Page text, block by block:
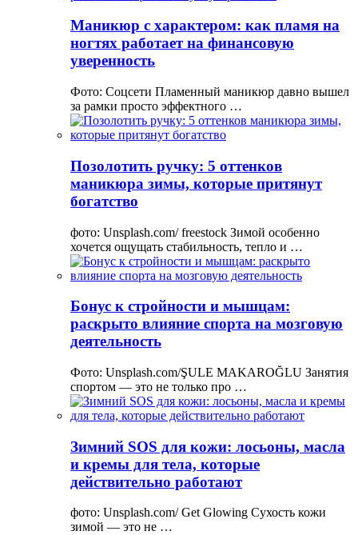
Маникюр с характером: как пламя на
ногтях работает на финансовую
уверенность
Фото: Соцсети Пламенный маникюр давно вышел
за рамки просто эффектного …
Позолотить ручку: 5 оттенков
маникюра зимы, которые притянут
богатство
фото: Unsplash.com/ freestock Зимой особенно
хочется ощущать стабильность, тепло и …
Бонус к стройности и мышцам:
раскрыто влияние спорта на мозговую
деятельность
Фото: Unsplash.com/ŞULE MAKAROĞLU Занятия
спортом — это не только про …
Зимний SOS для кожи: лосьоны, масла
и кремы для тела, которые
действительно работают
фото: Unsplash.com/ Get Glowing Сухость кожи
зимой — это не …